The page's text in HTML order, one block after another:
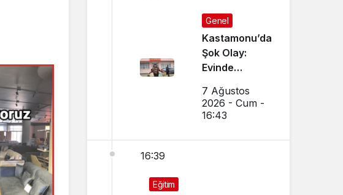
Genel
Kastamonu’da
Şok Olay:
Evinde
Halde
Bulundu
7 Ağustos
2026 - Cum -
16:43
16:39
Eğitim